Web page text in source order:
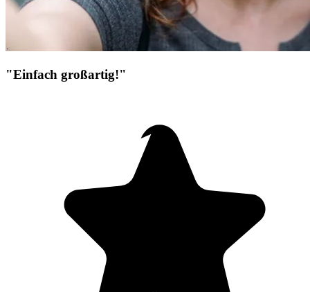
"Einfach großartig!"